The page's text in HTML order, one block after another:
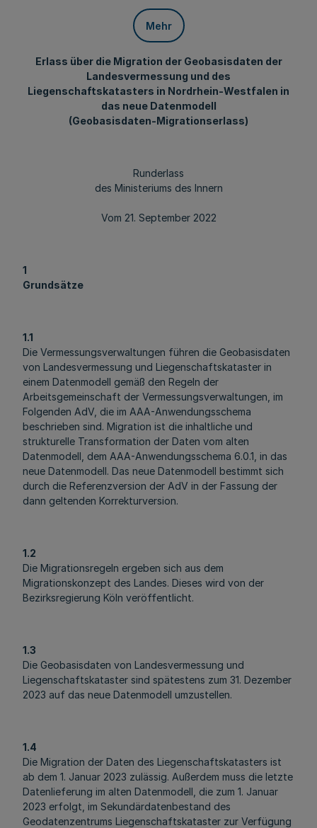
Mehr
Erlass über die Migration der Geobasisdaten der
Landesvermessung und des
Liegenschaftskatasters in Nordrhein-Westfalen in
das neue Datenmodell
(Geobasisdaten-Migrationserlass)
Runderlass
des Ministeriums des Innern
Vom 21. September 2022
1
Grundsätze
1.1
Die Vermessungsverwaltungen führen die Geobasisdaten
von Landesvermessung und Liegenschaftskataster in
einem Datenmodell gemäß den Regeln der
Arbeitsgemeinschaft der Vermessungsverwaltungen, im
Folgenden AdV, die im AAA-Anwendungsschema
beschrieben sind. Migration ist die inhaltliche und
strukturelle Transformation der Daten vom alten
Datenmodell, dem AAA-Anwendungsschema 6.0.1, in das
neue Datenmodell. Das neue Datenmodell bestimmt sich
durch die Referenzversion der AdV in der Fassung der
dann geltenden Korrekturversion.
1.2
Die Migrationsregeln ergeben sich aus dem
Migrationskonzept des Landes. Dieses wird von der
Bezirksregierung Köln veröffentlicht.
1.3
Die Geobasisdaten von Landesvermessung und
Liegenschaftskataster sind spätestens zum 31. Dezember
2023 auf das neue Datenmodell umzustellen.
1.4
Die Migration der Daten des Liegenschaftskatasters ist
ab dem 1. Januar 2023 zulässig. Außerdem muss die letzte
Datenlieferung im alten Datenmodell, die zum 1. Januar
2023 erfolgt, im Sekundärdatenbestand des
Geodatenzentrums Liegenschaftskataster zur Verfügung